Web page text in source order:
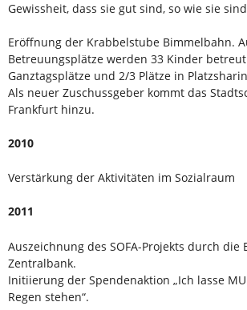
Gewissheit, dass sie gut sind, so wie sie
Eröffnung der Krabbelstube Bimmelbahn.
Betreuungsplätze werden 33 Kinder
Ganztagsplätze und 2/3 Plätze in
Als neuer Zuschussgeber kommt das
Frankfurt hinzu.
2010
Verstärkung der Aktivitäten im Sozialraum
2011
Auszeichnung des SOFA-Projekts durch die
Zentralbank.
Initiierung der Spendenaktion „Ich lasse
Regen stehen“.